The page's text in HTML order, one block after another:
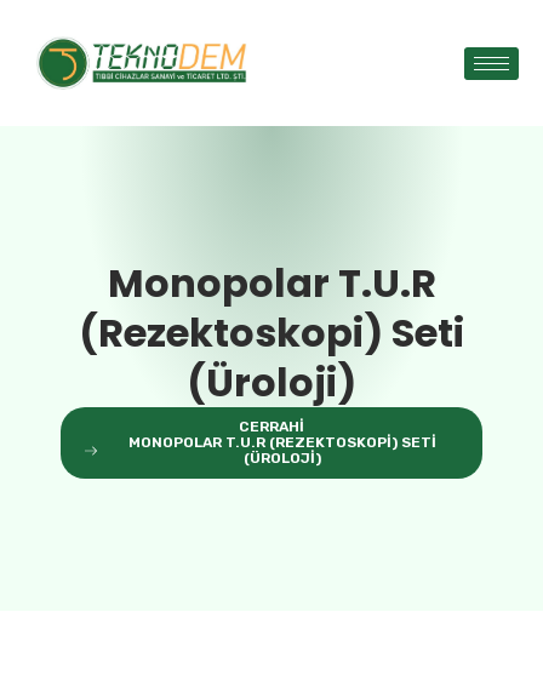
Monopolar T.U.R
(Rezektoskopi) Seti
(Üroloji)
CERRAHI
MONOPOLAR T.U.R (REZEKTOSKOPI) SETI
(ÜROLOJI)